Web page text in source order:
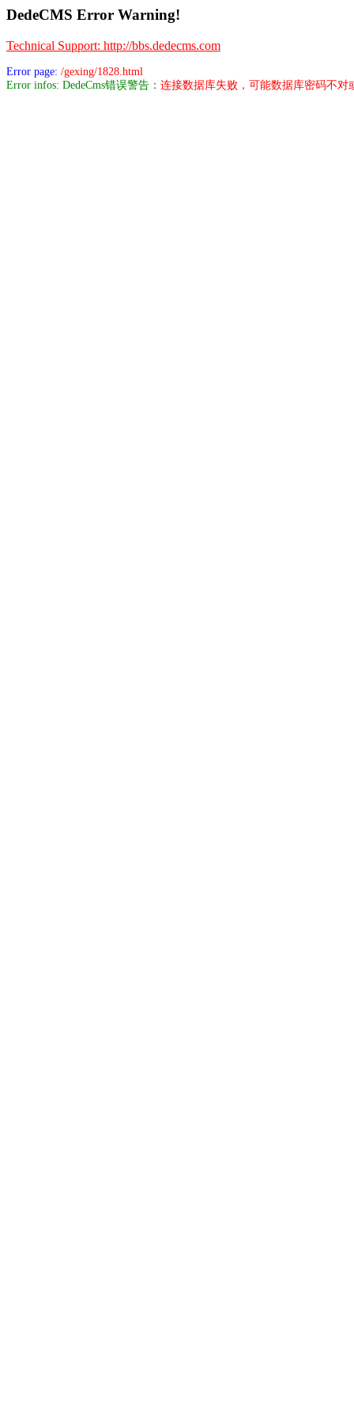
DedeCMS Error Warning!
Technical Support: http://bbs.dedecms.com
Error page: /gexing/1828.html
Error infos: DedeCms错误警告： 连接数据库失败，可能数据库密码不对